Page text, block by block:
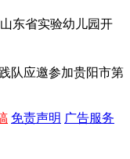
东省实验幼儿园开
队应邀参加贵阳市第
免责声明 广告服务